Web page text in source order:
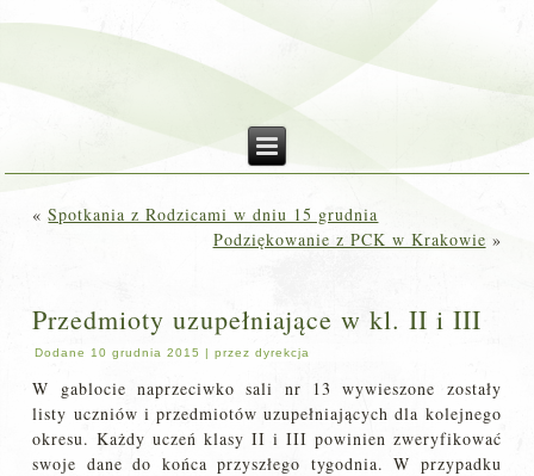
«Spotkania z Rodzicami w dniu 15 grudnia
Podziękowanie z PCK w Krakowie »
Przedmioty uzupełniające w kl. II i III
Dodane 10 grudnia 2015 |przez dyrekcja
W gablocie naprzeciwko sali nr 13 wywieszone zostały
listy uczniów i przedmiotów uzupełniających dla kolejnego
okresu. Każdy uczeń klasy II i III powinien zweryfikować
swoje dane do końca przyszłego tygodnia. W przypadku